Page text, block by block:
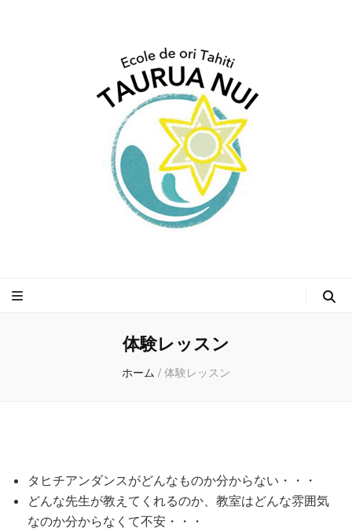
クール タウルアヌイ
体験レッスン
ホーム / 体験レッスン
タヒチアンダンスがどんなものか分からない・・・
どんな先生が教えてくれるのか、教室はどんな雰囲気
なのか分からなくて不安・・・